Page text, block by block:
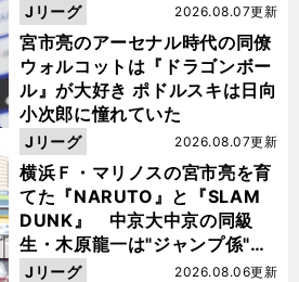
宮市亮のアーセナル時代の同僚
ウォルコットは『ドラゴンボー
ル』が大好き ポドルスキは日向
小次郎に憧れていた
2026.08.07更新
Jリーグ
横浜Ｆ・マリノスの宮市亮を育
てた『NARUTO』と『SLAM
DUNK』 中京大中京の同級
生・木原龍一は"ジャンプ係"だ
った
2026.08.07更新
Jリーグ
2026.08.06更新
Jリーグ